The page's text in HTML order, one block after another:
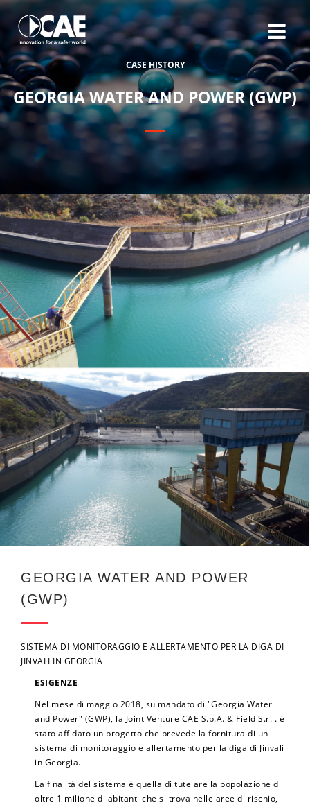
GEORGIAWATERAND POWER (GWP)
CASE HISTORY
GEORGIA WATER AND POWER
(GWP)
SISTEMA DI MONITORAGGIO E ALLERTAMENTO PER LA DIGA DI
JINVALI IN GEORGIA
ESIGENZE
Nel mese di maggio 2018, su mandato di "Georgia Water
and Power" (GWP), la Joint Venture CAE S.p.A. & Field S.r.l. è
stato affidato un progetto che prevede la fornitura di un
sistema di monitoraggio e allertamento per la diga di Jinvali
in Georgia.
La finalità del sistema è quella di tutelare la popolazione di
oltre 1 milione di abitanti che si trova nelle aree di rischio,